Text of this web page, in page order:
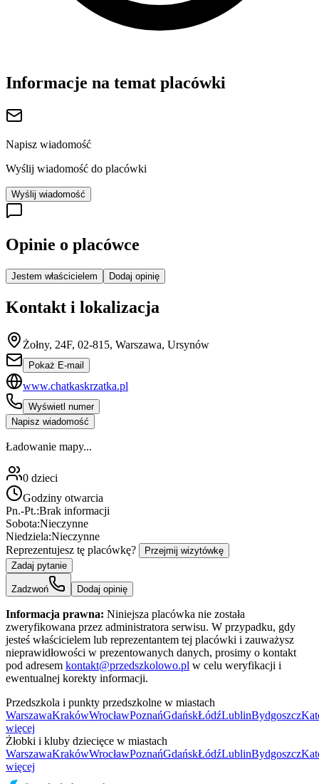
Informacje na temat placówki
Napisz wiadomość
Wyślij wiadomość do placówki
Wyślij wiadomość
Opinie o placówce
Jestem właścicielem Dodaj opinię
Kontakt i lokalizacja
Żołny, 24F, 02-815, Warszawa, Ursynów
Pokaż E-mail
www.chatkaskrzatka.pl
Wyświetl numer
Napisz wiadomość
Ładowanie mapy...
0 dzieci
Godziny otwarcia
Pn.-Pt.:Brak informacji
Sobota:Nieczynne
Niedziela:Nieczynne
Reprezentujesz tę placówkę?
Przejmij wizytówkę
Zadaj pytanie
Zadzwoń Dodaj opinię
Informacja prawna: Niniejsza placówka nie została
zweryfikowana przez administratora serwisu. W przypadku, gdy
jesteś właścicielem lub reprezentantem tej placówki i zauważysz
nieprawidłowości w prezentowanych danych, prosimy o kontakt
pod adresem kontakt@przedszkolowo.pl w celu weryfikacji i
ewentualnej korekty informacji.
Przedszkola i punkty przedszkolne w miastach
WarszawaKrakówWrocławPoznańGdańskŁódźLublinBydgoszcz
więcej
Żłobki i kluby dziecięce w miastach
WarszawaKrakówWrocławPoznańGdańskŁódźLublinBydgoszcz
więcej